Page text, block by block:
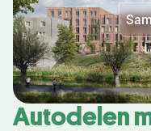
Autodelen